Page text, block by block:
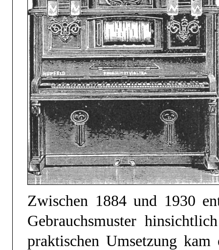
Zwischen 1884 und 1930
Gebrauchsmuster
praktischen Umsetzung